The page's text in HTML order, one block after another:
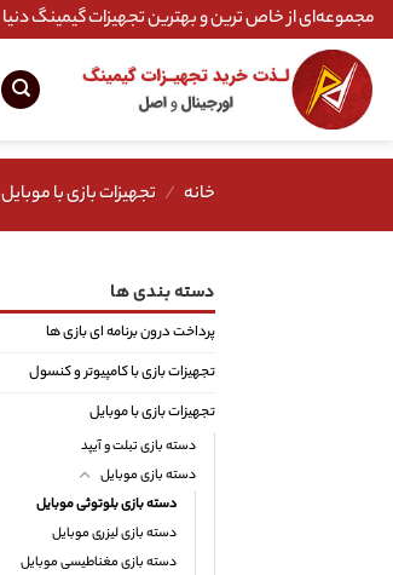
Skip
to
content
مجموعه‌ای از خاص ترین و بهترین تجهیزات گیمینگ دنیا
خانه / تجهیزات بازی با موبایل
دسته بندی ها
پرداخت درون برنامه ای بازی ها
تجهیزات بازی با کامپیوتر و کنسول
تجهیزات بازی با موبایل
دسته بازی تبلت و آیپد
دسته بازی موبایل
دسته بازی بلوتوثی موبایل
دسته بازی لیزری موبایل
دسته بازی مغناطیسی موبایل